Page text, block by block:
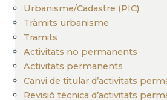
Urbanisme/Cadastre (PIC)
Tràmits urbanisme
Tramits
Activitats no permanents
Activitats permanents
Canvi de titular d’activitats
Revisió tècnica d’activitats